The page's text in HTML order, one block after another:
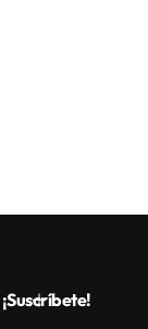
¡Suscríbete!